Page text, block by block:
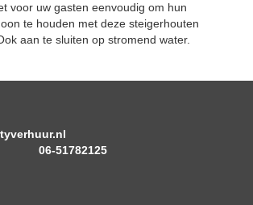
voor uw gasten eenvoudig om hun
te houden met deze steigerhouten
aan te sluiten op stromend water.
06-51782125